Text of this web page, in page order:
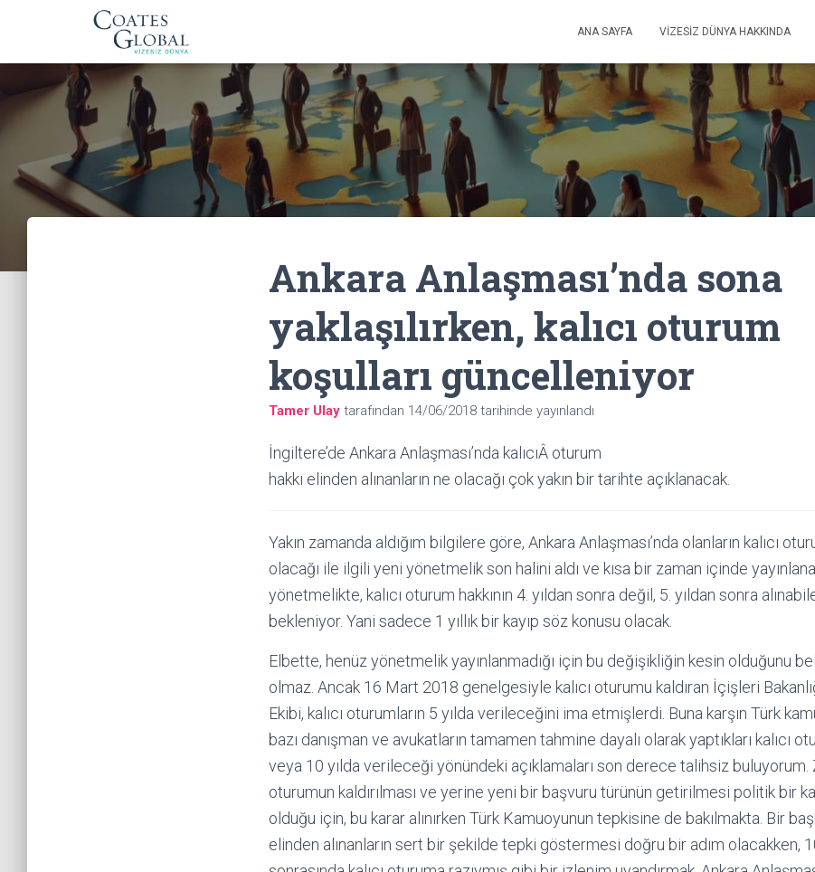
ANA SAYFA VIZESIZ DÜNYA HAKKINDA
Ankara Anlaşması’nda sona
yaklaşılırken, kalıcı oturum
koşulları güncelleniyor
Tamer Ulay tarafından 14/06/2018 tarihinde yayınlandı
İngiltere’de Ankara Anlaşması’nda kalıcıÂ oturum
hakkı elinden alınanların ne olacağı çok yakın bir tarihte açıklanacak.
Yakın zamanda aldığım bilgilere göre, Ankara Anlaşması’nda olanların kalıcı
olacağı ile ilgili yeni yönetmelik son halini aldı ve kısa bir zaman içinde
yönetmelikte, kalıcı oturum hakkının 4. yıldan sonra değil, 5. yıldan sonra
bekleniyor. Yani sadece 1 yıllık bir kayıp söz konusu olacak.
Elbette, henüz yönetmelik yayınlanmadığı için bu değişikliğin kesin olduğunu
olmaz. Ancak 16 Mart 2018 genelgesiyle kalıcı oturumu kaldıran İçişleri
Ekibi, kalıcı oturumların 5 yılda verileceğini ima etmişlerdi. Buna karşın Türk
bazı danışman ve avukatların tamamen tahmine dayalı olarak yaptıkları kalıcı
veya 10 yılda verileceği yönündeki açıklamaları son derece talihsiz buluyorum.
oturumun kaldırılması ve yerine yeni bir başvuru türünün getirilmesi politik bir
olduğu için, bu karar alınırken Türk Kamuoyunun tepkisine de bakılmakta. Bir
elinden alınanların sert bir şekilde tepki göstermesi doğru bir adım olacakken, 10